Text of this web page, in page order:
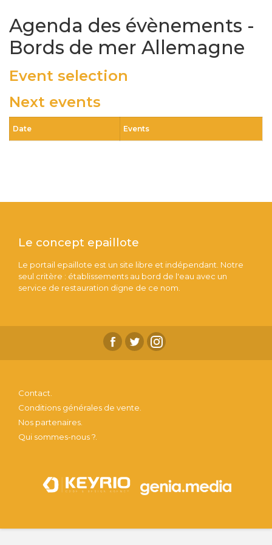
Agenda des évènements -
Bords de mer Allemagne
Event selection
Next events
Date Events
Le concept epaillote
Le portail epaillote est un site libre et indépendant. Notre
seul critère : établissements au bord de l'eau avec un
service de restauration digne de ce nom.
Contact.
Conditions générales de vente.
Nos partenaires.
Qui sommes-nous ?.